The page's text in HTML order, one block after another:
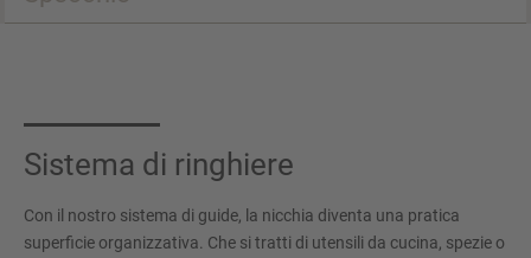
Sistema di ringhiere
Con il nostro sistema di guide, la nicchia diventa una pratica
superficie organizzativa. Che si tratti di utensili da cucina, spezie o